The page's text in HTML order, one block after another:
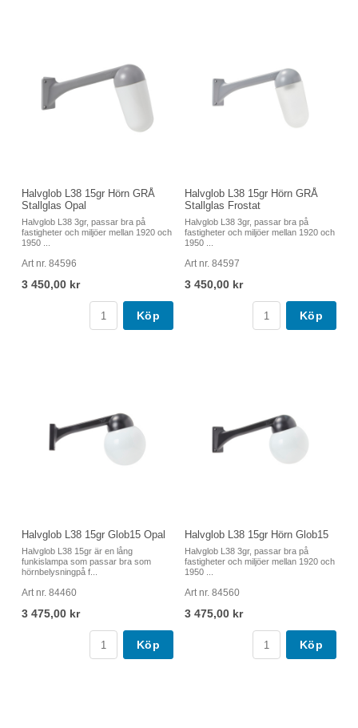
Halvglob L38 15gr Hörn GRÅ
Stallglas Opal
Halvglob L38 3gr, passar bra på
fastigheter och miljöer mellan 1920 och
1950 ...
Art nr. 84596
3 450,00 kr
Köp
Halvglob L38 15gr Hörn GRÅ
Stallglas Frostat
Halvglob L38 3gr, passar bra på
fastigheter och miljöer mellan 1920 och
1950 ...
Art nr. 84597
3 450,00 kr
Köp
Halvglob L38 15gr Glob15 Opal
Halvglob L38 15gr är en lång
funkislampa som passar bra som
hörnbelysningpå f...
Art nr. 84460
3 475,00 kr
Köp
Halvglob L38 15gr Hörn Glob15
Halvglob L38 3gr, passar bra på
fastigheter och miljöer mellan 1920 och
1950 ...
Art nr. 84560
3 475,00 kr
Köp